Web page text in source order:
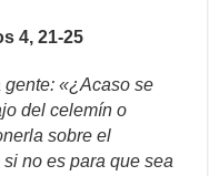
4, 21-25
«¿Acaso se
del celemín o
sobre el
no es para que sea